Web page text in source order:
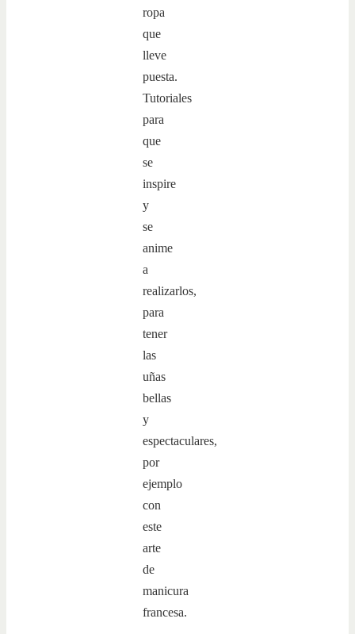
ropa
que
lleve
puesta.
Tutoriales
para
que
se
inspire
y
se
anime
a
realizarlos,
para
tener
las
uñas
bellas
y
espectaculares,
por
ejemplo
con
este
arte
de
manicura
francesa.